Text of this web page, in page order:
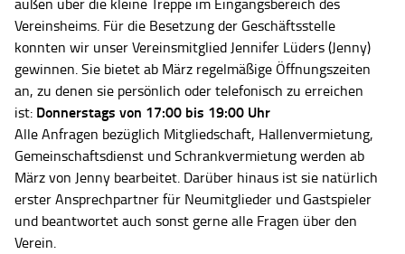
außen über die kleine Treppe im Eingangsbereich des
Vereinsheims. Für die Besetzung der Geschäftsstelle
konnten wir unser Vereinsmitglied Jennifer Lüders (Jenny)
gewinnen. Sie bietet ab März regelmäßige Öffnungszeiten
an, zu denen sie persönlich oder telefonisch zu erreichen
ist: Donnerstags von 17:00 bis 19:00 Uhr
Alle Anfragen bezüglich Mitgliedschaft, Hallenvermietung,
Gemeinschaftsdienst und Schrankvermietung werden ab
März von Jenny bearbeitet. Darüber hinaus ist sie natürlich
erster Ansprechpartner für Neumitglieder und Gastspieler
und beantwortet auch sonst gerne alle Fragen über den
Verein.